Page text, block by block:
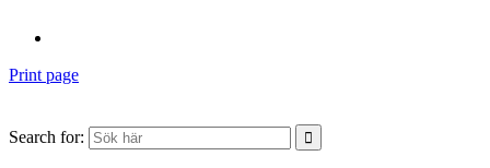
Print page
Search for: